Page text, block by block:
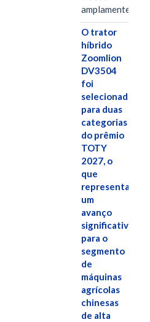
amplamente…
O trator
híbrido
Zoomlion
DV3504
foi
selecionado
para duas
categorias
do prêmio
TOTY
2027, o
que
representa
um
avanço
significativo
para o
segmento
de
máquinas
agrícolas
chinesas
de alta